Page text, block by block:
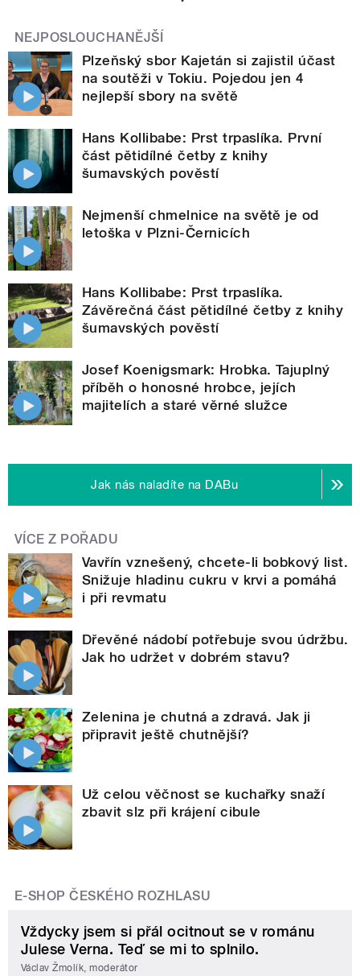
NEJPOSLOUCHANĚJŠÍ
Plzeňský sbor Kajetán si zajistil účast
na soutěži v Tokiu. Pojedou jen 4
nejlepší sbory na světě
Hans Kollibabe: Prst trpaslíka. První
část pětidílné četby z knihy
šumavských pověstí
Nejmenší chmelnice na světě je od
letoška v Plzni-Černicích
Hans Kollibabe: Prst trpaslíka.
Závěrečná část pětidílné četby z knihy
šumavských pověstí
Josef Koenigsmark: Hrobka. Tajuplný
příběh o honosné hrobce, jejích
majitelích a staré věrné služce
Jak nás naladíte na DABu
VÍCE Z POŘADU
Vavřín vznešený, chcete-li bobkový list.
Snižuje hladinu cukru v krvi a pomáhá
i při revmatu
Dřevěné nádobí potřebuje svou údržbu.
Jak ho udržet v dobrém stavu?
Zelenina je chutná a zdravá. Jak ji
připravit ještě chutnější?
Už celou věčnost se kuchařky snaží
zbavit slz při krájení cibule
E-SHOP ČESKÉHO ROZHLASU
Vždycky jsem si přál ocitnout se v románu
Julese Verna. Teď se mi to splnilo.
Václav Žmolík, moderátor